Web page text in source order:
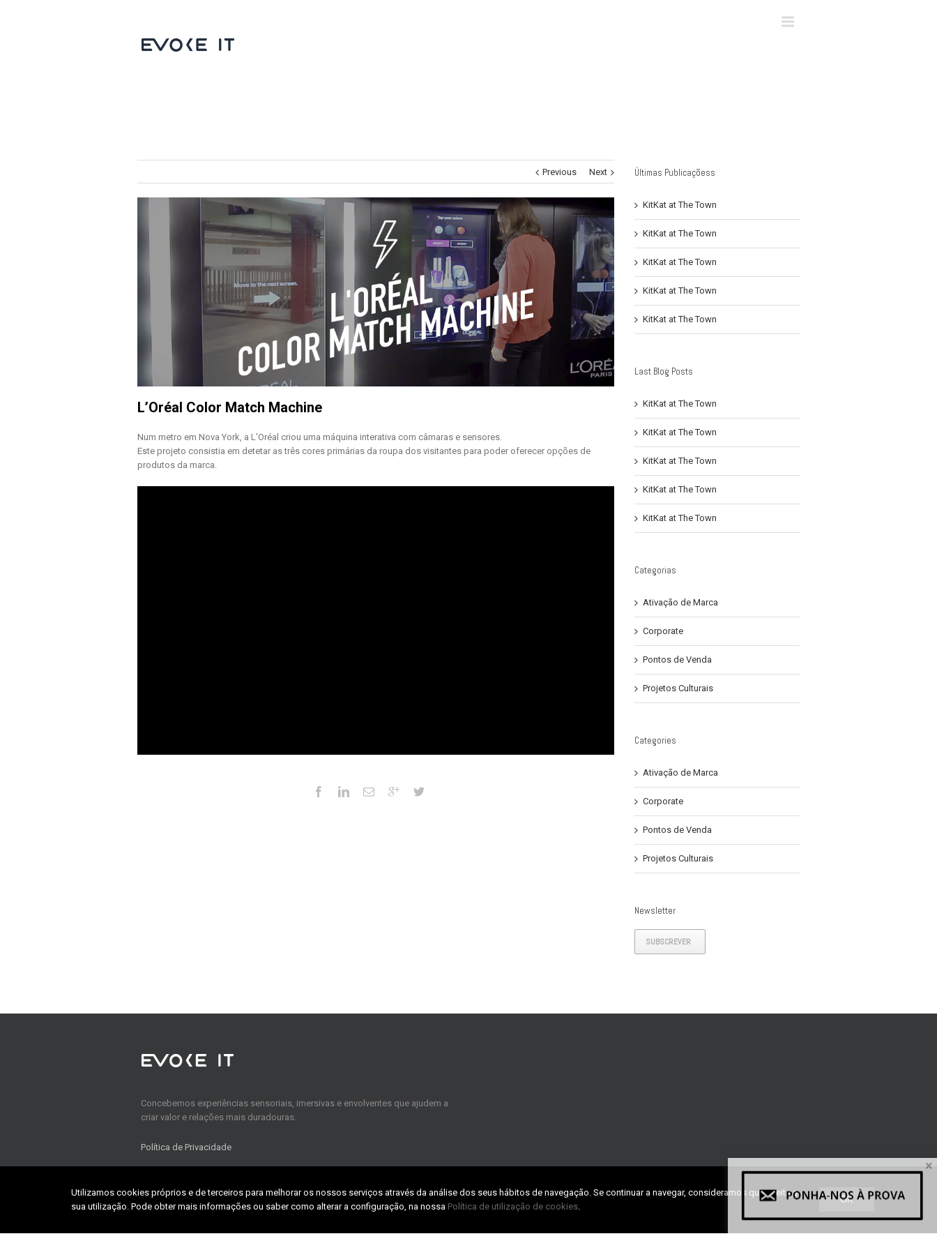
Previous Next
L’Oréal Color Match Machine
Num metro em Nova York, a L’Oréal criou uma máquina interativa com câmaras e sensores.
Este projeto consistia em detetar as três cores primárias da roupa dos visitantes para poder oferecer opções de
produtos da marca.
Últimas Publicaçõess
KitKat at The Town
KitKat at The Town
KitKat at The Town
KitKat at The Town
KitKat at The Town
Last Blog Posts
KitKat at The Town
KitKat at The Town
KitKat at The Town
KitKat at The Town
KitKat at The Town
Categorias
Ativação de Marca
Corporate
Pontos de Venda
Projetos Culturais
Categories
Ativação de Marca
Corporate
Pontos de Venda
Projetos Culturais
Newsletter
SUBSCREVER
Concebemos experiências sensoriais, imersivas e envolventes que ajudem a
criar valor e relações mais duradouras.
Política de Privacidade
Home
About us
CONTACTS
TABpark – Zona Industrial da Taboeira, Lote 27, Fração H1
×
Utilizamos cookies próprios e de terceiros para melhorar os nossos serviços através da análise dos seus hábitos de navegação. Se continuar a navegar, consideramos que aceita a
sua utilização. Pode obter mais informações ou saber como alterar a configuração, na nossa Política de utilização de cookies.
OK